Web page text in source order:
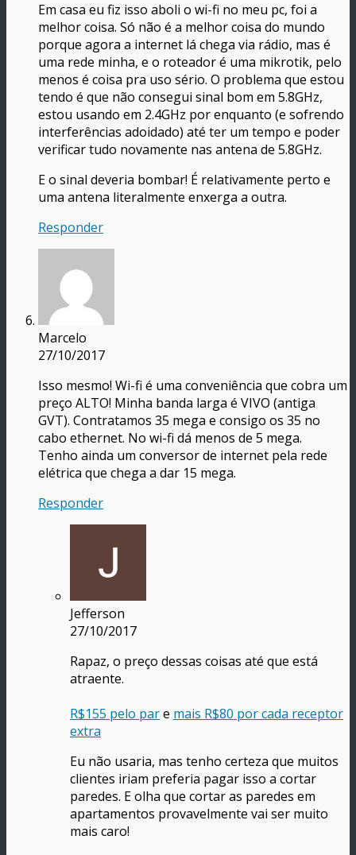
Em casa eu fiz isso aboli o wi-fi no meu pc, foi a
melhor coisa. Só não é a melhor coisa do mundo
porque agora a internet lá chega via rádio, mas é
uma rede minha, e o roteador é uma mikrotik, pelo
menos é coisa pra uso sério. O problema que estou
tendo é que não consegui sinal bom em 5.8GHz,
estou usando em 2.4GHz por enquanto (e sofrendo
interferências adoidado) até ter um tempo e poder
verificar tudo novamente nas antena de 5.8GHz.
E o sinal deveria bombar! É relativamente perto e
uma antena literalmente enxerga a outra.
Responder
Marcelo
27/10/2017
Isso mesmo! Wi-fi é uma conveniência que cobra um
preço ALTO! Minha banda larga é VIVO (antiga
GVT). Contratamos 35 mega e consigo os 35 no
cabo ethernet. No wi-fi dá menos de 5 mega.
Tenho ainda um conversor de internet pela rede
elétrica que chega a dar 15 mega.
Responder
Jefferson
27/10/2017
Rapaz, o preço dessas coisas até que está
atraente.
R$155 pelo pare mais R$80 por cada receptor
extra
Eu não usaria, mas tenho certeza que muitos
clientes iriam preferia pagar isso a cortar
paredes. E olha que cortar as paredes em
apartamentos provavelmente vai ser muito
mais caro!